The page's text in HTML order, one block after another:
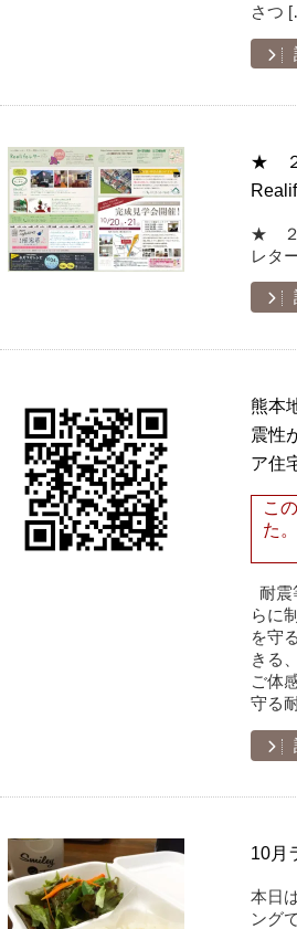
さつ
★ ２
★ ２
レ
熊本
震性
ア住
こ
た
耐震
らに
を守
きる
ご体
守る
10月
本日
ング